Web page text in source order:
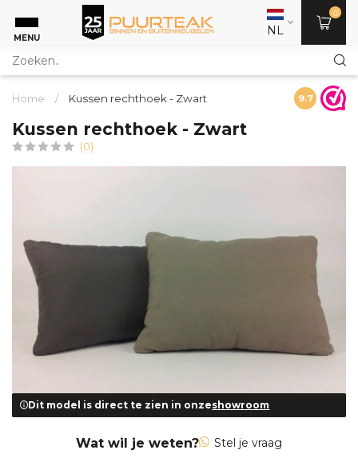
MENU NL
0
Home / Kussen rechthoek - Zwart 9.7
Kussen rechthoek - Zwart
(0)
Dit model is direct te zien in onzeshowroom
Wat wil je weten? Stel je vraag